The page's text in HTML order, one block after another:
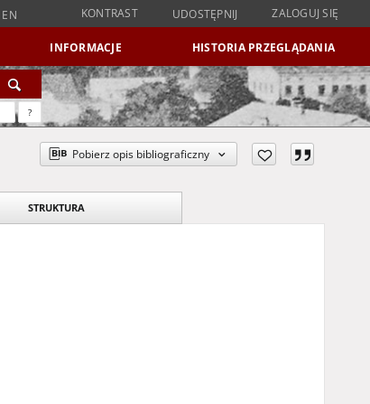
EN KONTRAST UDOSTĘPNIJ ZALOGUJ SIĘ
INFORMACJE HISTORIA PRZEGLĄDANIA
?
Pobierz opis bibliograficzny
STRUKTURA